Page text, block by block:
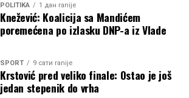
POLITIKA 1 дан ranije
Knežević: Koalicija sa Mandićem
poremećena po izlasku DNP-a iz Vlade
SPORT 9 сати ranije
Krstović pred veliko finale: Ostao je još
jedan stepenik do vrha